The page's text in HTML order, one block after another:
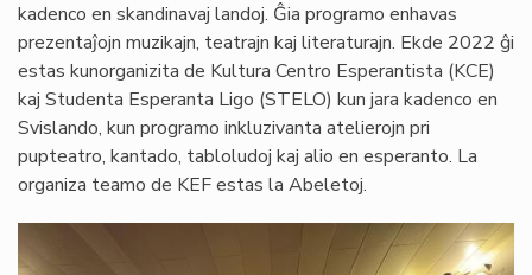
kadenco en skandinavaj landoj. Ĝia programo enhavas
prezentaĵojn muzikajn, teatrajn kaj literaturajn. Ekde 2022 ĝi
estas kunorganizita de Kultura Centro Esperantista (KCE)
kaj Studenta Esperanta Ligo (STELO) kun jara kadenco en
Svislando, kun programo inkluzivanta atelierojn pri
pupteatro, kantado, tabloludoj kaj alio en esperanto. La
organiza teamo de KEF estas la Abeletoj.